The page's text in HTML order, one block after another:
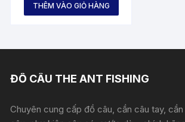
THÊM VÀO GIỎ HÀNG
ĐỒ CÂU THE ANT FISHING
Chuyên cung cấp đồ câu, cần câu tay,